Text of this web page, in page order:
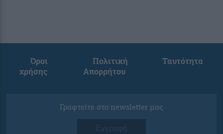
Όροι
χρήσης
Πολιτική
Απορρήτου
Ταυτότητα
Γραφτείτε στο newsletter μας
Εγγραφή